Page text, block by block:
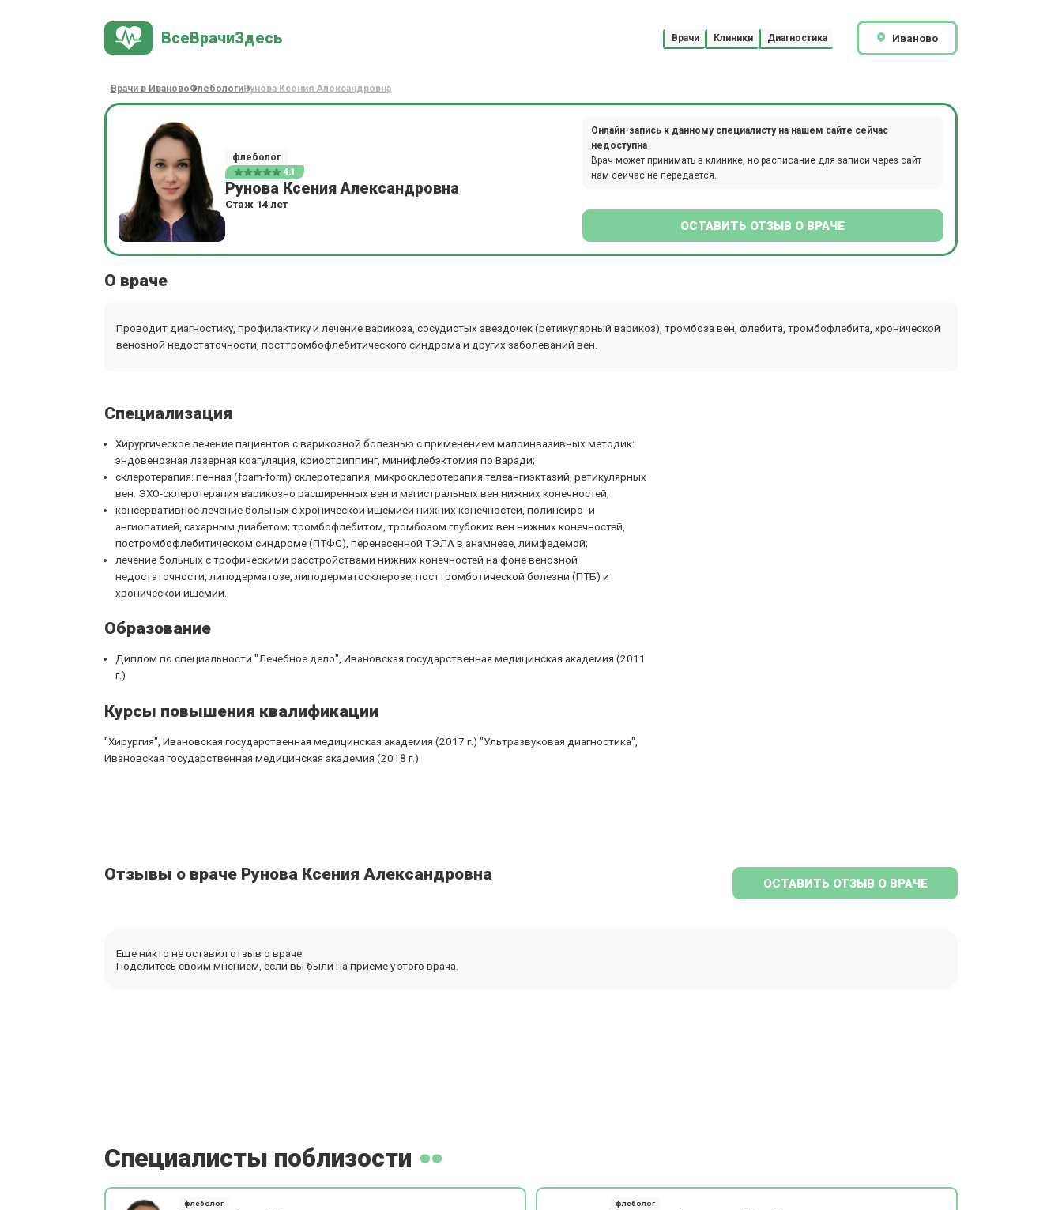
ВсеВрачиЗдесь Врачи Клиники Диагностика Иваново
Врачи в ИвановоФлебологиРунова Ксения Александровна
флеболог
4.1
Рунова Ксения Александровна
Стаж 14 лет
Онлайн-запись к данному специалисту на нашем сайте сейчас
недоступна
Врач может принимать в клинике, но расписание для записи через сайт
нам сейчас не передается.
ОСТАВИТЬ ОТЗЫВ О ВРАЧЕ
О враче
Проводит диагностику, профилактику и лечение варикоза, сосудистых звездочек (ретикулярный варикоз), тромбоза вен, флебита, тромбофлебита, хронической
венозной недостаточности, посттромбофлебитического синдрома и других заболеваний вен.
Специализация
Хирургическое лечение пациентов с варикозной болезнью с применением малоинвазивных методик:
эндовенозная лазерная коагуляция, криостриппинг, минифлебэктомия по Варади;
склеротерапия: пенная (foam-form) склеротерапия, микросклеротерапия телеангиэктазий, ретикулярных
вен. ЭХО-склеротерапия варикозно расширенных вен и магистральных вен нижних конечностей;
консервативное лечение больных с хронической ишемией нижних конечностей, полинейро- и
ангиопатией, сахарным диабетом; тромбофлебитом, тромбозом глубоких вен нижних конечностей,
постромбофлебитическом синдроме (ПТФС), перенесенной ТЭЛА в анамнезе, лимфедемой;
лечение больных с трофическими расстройствами нижних конечностей на фоне венозной
недостаточности, липодерматозе, липодерматосклерозе, посттромботической болезни (ПТБ) и
хронической ишемии.
Образование
Диплом по специальности "Лечебное дело", Ивановская государственная медицинская академия (2011
г.)
Курсы повышения квалификации
"Хирургия", Ивановская государственная медицинская академия (2017 г.) "Ультразвуковая диагностика",
Ивановская государственная медицинская академия (2018 г.)
Отзывы о враче Рунова Ксения Александровна ОСТАВИТЬ ОТЗЫВ О ВРАЧЕ
Еще никто не оставил отзыв о враче.
Поделитесь своим мнением, если вы были на приёме у этого врача.
Специалисты поблизости
флеболог флеболог